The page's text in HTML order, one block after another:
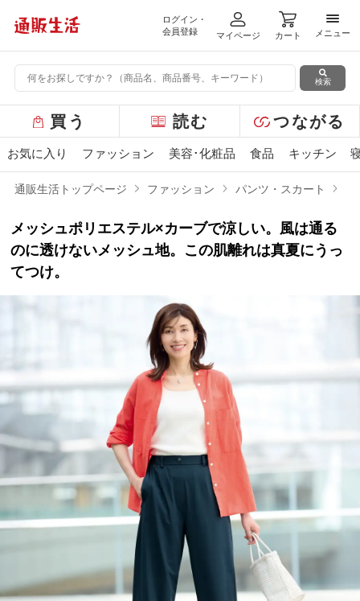
ログイン・
会員登録
マイページ カート
メニ
メニュー
検索
ー
バ
ュ
ー
買う 読む つながる
お気に入り ファッション 美容･化粧品 食品 キッチン
通販生活トップページ ファッション パンツ・スカート
メッシュポリエステル×カーブで涼しい。風は通る
のに透けないメッシュ地。この肌離れは真夏にうっ
てつけ。